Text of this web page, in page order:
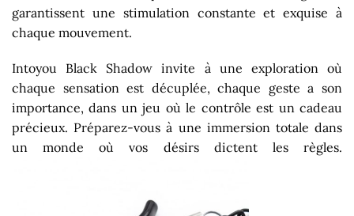
garantissent une stimulation constante et exquise à
chaque mouvement.
Intoyou Black Shadow invite à une exploration où
chaque sensation est décuplée, chaque geste a son
importance, dans un jeu où le contrôle est un cadeau
précieux. Préparez-vous à une immersion totale dans
un monde où vos désirs dictent les règles.